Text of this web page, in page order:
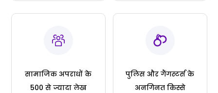
सामाजिक अपराधों के
500 से ज्यादा लेख
पुलिस और गैंगस्टर्स के
अनगिनत किस्से